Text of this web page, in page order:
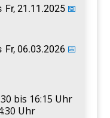
Fr, 21.11.2025 📅
Fr, 06.03.2026 📅
bis 16:15 Uhr
Uhr